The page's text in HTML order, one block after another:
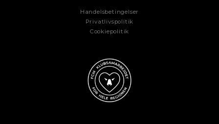
Handelsbetingelser
Privatlivspolitik
Cookiepolitik